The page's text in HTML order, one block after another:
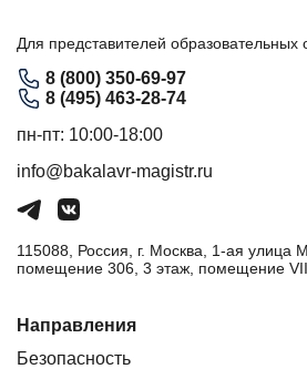
Для представителей образовательных
8 (800) 350-69-97
8 (495) 463-28-74
пн-пт: 10:00-18:00
info@bakalavr-magistr.ru
115088, Россия, г. Москва, 1-ая улица
помещение 306, 3 этаж, помещение
Направления
Безопасность